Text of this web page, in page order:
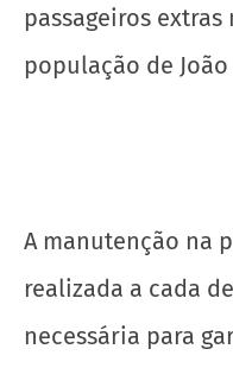
passageiros
população de
A manutenção na
realizada a cada
necessária para